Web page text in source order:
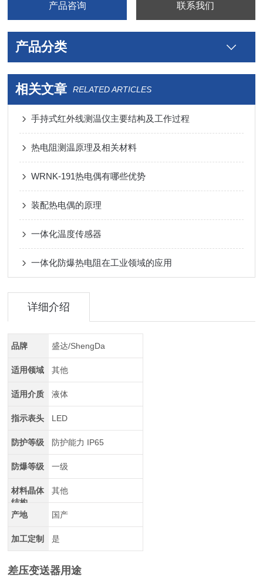
产品咨询 联系我们
产品分类
相关文章 RELATED ARTICLES
手持式红外线测温仪主要结构及工作过程
热电阻测温原理及相关材料
WRNK-191热电偶有哪些优势
装配热电偶的原理
一体化温度传感器
一体化防爆热电阻在工业领域的应用
详细介绍
品牌 盛达/ShengDa
适用领域 其他
适用介质 液体
指示表头 LED
防护等级 防护能力 IP65
防爆等级 一级
材料晶体
结构
其他
产地 国产
加工定制 是
差压变送器用途